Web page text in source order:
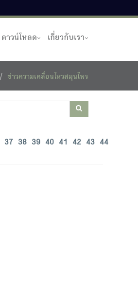
ดาวน์โหลด เกี่ยวกับเรา
ข่าวความเคลื่อนไหวสมุนไพร
37 38 39 40 41 42 43 44